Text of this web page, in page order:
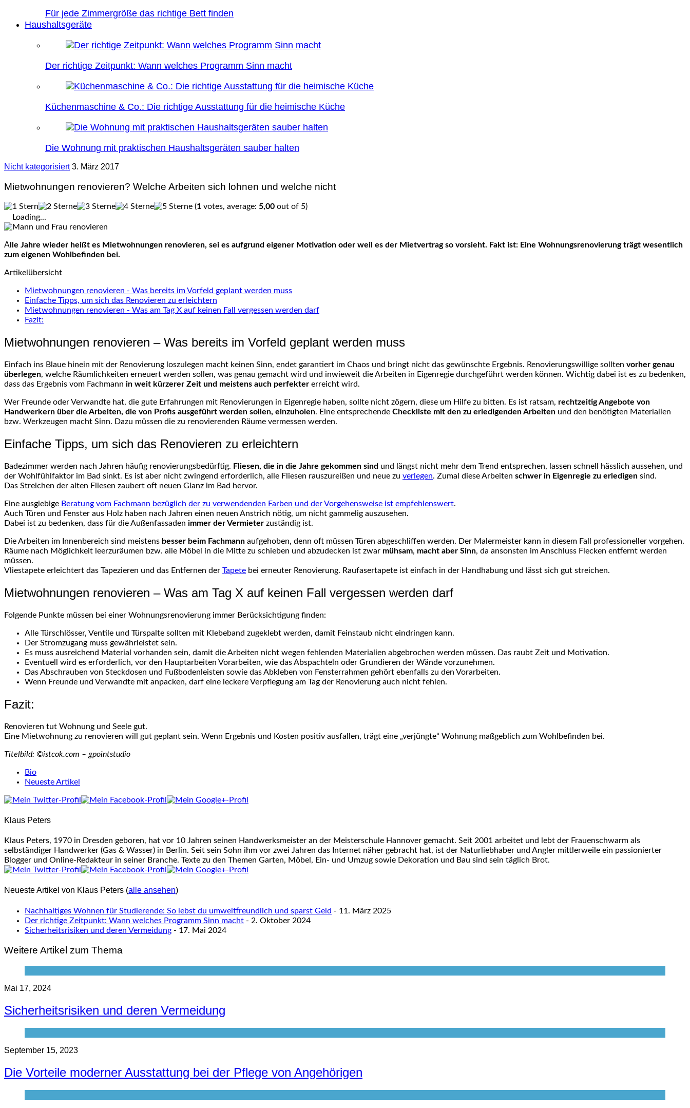
Für jede Zimmergröße das richtige Bett finden
Haushaltsgeräte
Der richtige Zeitpunkt: Wann welches Programm Sinn macht
Küchenmaschine & Co.: Die richtige Ausstattung für die heimische Küche
Die Wohnung mit praktischen Haushaltsgeräten sauber halten
Nicht kategorisiert 3. März 2017
Mietwohnungen renovieren? Welche Arbeiten sich lohnen und welche nicht
(1 votes, average: 5,00 out of 5)
Loading...
Alle Jahre wieder heißt es Mietwohnungen renovieren, sei es aufgrund eigener Motivation oder weil es der Mietvertrag so vorsieht. Fakt ist: Eine Wohnungsrenovierung trägt wesentlich
zum eigenen Wohlbefinden bei.
Artikelübersicht
Mietwohnungen renovieren - Was bereits im Vorfeld geplant werden muss
Einfache Tipps, um sich das Renovieren zu erleichtern
Mietwohnungen renovieren - Was am Tag X auf keinen Fall vergessen werden darf
Fazit:
Mietwohnungen renovieren – Was bereits im Vorfeld geplant werden muss
Einfach ins Blaue hinein mit der Renovierung loszulegen macht keinen Sinn, endet garantiert im Chaos und bringt nicht das gewünschte Ergebnis. Renovierungswillige sollten vorher genau
überlegen, welche Räumlichkeiten erneuert werden sollen, was genau gemacht wird und inwieweit die Arbeiten in Eigenregie durchgeführt werden können. Wichtig dabei ist es zu bedenken,
dass das Ergebnis vom Fachmann in weit kürzerer Zeit und meistens auch perfekter erreicht wird.
Wer Freunde oder Verwandte hat, die gute Erfahrungen mit Renovierungen in Eigenregie haben, sollte nicht zögern, diese um Hilfe zu bitten. Es ist ratsam, rechtzeitig Angebote von
Handwerkern über die Arbeiten, die von Profis ausgeführt werden sollen, einzuholen. Eine entsprechende Checkliste mit den zu erledigenden Arbeiten und den benötigten Materialien
bzw. Werkzeugen macht Sinn. Dazu müssen die zu renovierenden Räume vermessen werden.
Einfache Tipps, um sich das Renovieren zu erleichtern
Badezimmer werden nach Jahren häufig renovierungsbedürftig. Fliesen, die in die Jahre gekommen sind und längst nicht mehr dem Trend entsprechen, lassen schnell hässlich aussehen, und
der Wohlfühlfaktor im Bad sinkt. Es ist aber nicht zwingend erforderlich, alle Fliesen rauszureißen und neue zu verlegen. Zumal diese Arbeiten schwer in Eigenregie zu erledigen sind.
Das Streichen der alten Fliesen zaubert oft neuen Glanz im Bad hervor.
Eine ausgiebige Beratung vom Fachmann bezüglich der zu verwendenden Farben und der Vorgehensweise ist empfehlenswert.
Auch Türen und Fenster aus Holz haben nach Jahren einen neuen Anstrich nötig, um nicht gammelig auszusehen.
Dabei ist zu bedenken, dass für die Außenfassaden immer der Vermieter zuständig ist.
Die Arbeiten im Innenbereich sind meistens besser beim Fachmann aufgehoben, denn oft müssen Türen abgeschliffen werden. Der Malermeister kann in diesem Fall professioneller vorgehen.
Räume nach Möglichkeit leerzuräumen bzw. alle Möbel in die Mitte zu schieben und abzudecken ist zwar mühsam, macht aber Sinn, da ansonsten im Anschluss Flecken entfernt werden
müssen.
Vliestapete erleichtert das Tapezieren und das Entfernen der Tapete bei erneuter Renovierung. Raufasertapete ist einfach in der Handhabung und lässt sich gut streichen.
Mietwohnungen renovieren – Was am Tag X auf keinen Fall vergessen werden darf
Folgende Punkte müssen bei einer Wohnungsrenovierung immer Berücksichtigung finden:
Alle Türschlösser, Ventile und Türspalte sollten mit Klebeband zugeklebt werden, damit Feinstaub nicht eindringen kann.
Der Stromzugang muss gewährleistet sein.
Es muss ausreichend Material vorhanden sein, damit die Arbeiten nicht wegen fehlenden Materialien abgebrochen werden müssen. Das raubt Zeit und Motivation.
Eventuell wird es erforderlich, vor den Hauptarbeiten Vorarbeiten, wie das Abspachteln oder Grundieren der Wände vorzunehmen.
Das Abschrauben von Steckdosen und Fußbodenleisten sowie das Abkleben von Fensterrahmen gehört ebenfalls zu den Vorarbeiten.
Wenn Freunde und Verwandte mit anpacken, darf eine leckere Verpflegung am Tag der Renovierung auch nicht fehlen.
Fazit:
Renovieren tut Wohnung und Seele gut.
Eine Mietwohnung zu renovieren will gut geplant sein. Wenn Ergebnis und Kosten positiv ausfallen, trägt eine „verjüngte“ Wohnung maßgeblich zum Wohlbefinden bei.
Titelbild: ©istcok.com – gpointstudio
following
tabs
content
Bio
Neueste Artikel
Klaus Peters
Klaus Peters, 1970 in Dresden geboren, hat vor 10 Jahren seinen Handwerksmeister an der Meisterschule Hannover gemacht. Seit 2001 arbeitet und lebt der Frauenschwarm als
selbständiger Handwerker (Gas & Wasser) in Berlin. Seit sein Sohn ihm vor zwei Jahren das Internet näher gebracht hat, ist der Naturliebhaber und Angler mittlerweile ein passionierter
Blogger und Online-Redakteur in seiner Branche. Texte zu den Themen Garten, Möbel, Ein- und Umzug sowie Dekoration und Bau sind sein täglich Brot.
Neueste Artikel von Klaus Peters (alle ansehen)
Nachhaltiges Wohnen für Studierende: So lebst du umweltfreundlich und sparst Geld - 11. März 2025
Der richtige Zeitpunkt: Wann welches Programm Sinn macht - 2. Oktober 2024
Sicherheitsrisiken und deren Vermeidung - 17. Mai 2024
Weitere Artikel zum Thema
Mai 17, 2024
Sicherheitsrisiken und deren Vermeidung
September 15, 2023
Die Vorteile moderner Ausstattung bei der Pflege von Angehörigen